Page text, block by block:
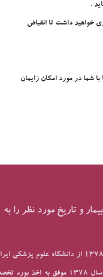
.
خواهيد داشت تا انقباض
شما در مورد امکان زايمان
و تاريخ مورد نظر را به
دکتر زهرا زارع جراح و متخصص زنان زایمان و نازائی در سال 1378 از دانشگاه علوم
شهید بهشتی تهران ) با رتبه 2 فارغ التحصيل گرديد، ايشان در سال 1378 موفق به